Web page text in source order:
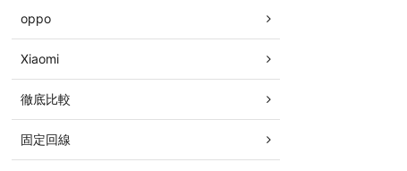
oppo
Xiaomi
徹底比較
固定回線